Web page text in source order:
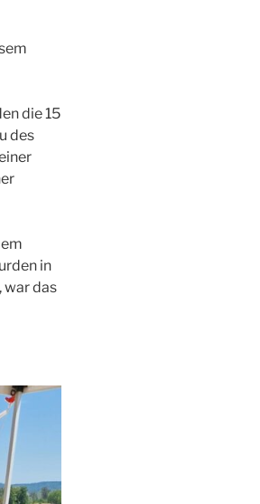
die 15
des
in
war das